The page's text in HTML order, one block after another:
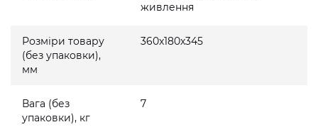
живлення
Розміри товару
(без упаковки),
мм
360x180x345
Вага (без
упаковки), кг
7